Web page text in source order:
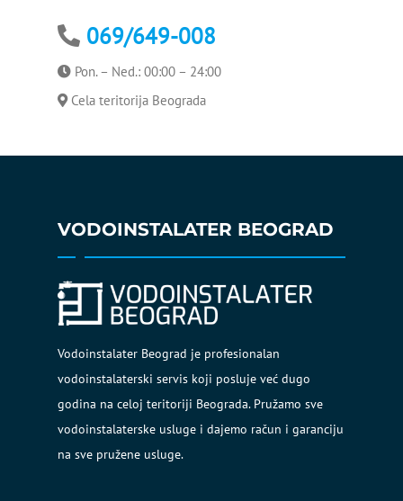
069/649-008
Pon. – Ned.: 00:00 – 24:00
Cela teritorija Beograda
VODOINSTALATER BEOGRAD
Vodoinstalater Beograd je profesionalan
vodoinstalaterski servis koji posluje već dugo
godina na celoj teritoriji Beograda. Pružamo sve
vodoinstalaterske usluge i dajemo račun i garanciju
na sve pružene usluge.